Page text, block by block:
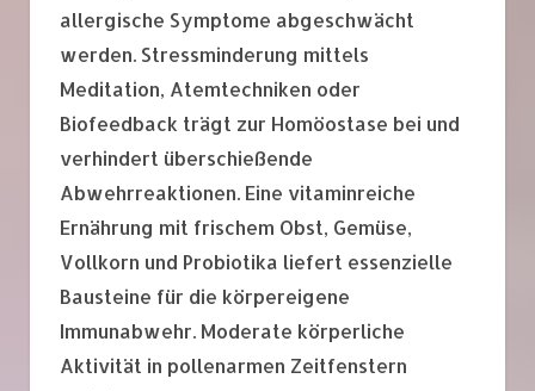
allergische Symptome abgeschwächt
werden. Stressminderung mittels
Meditation, Atemtechniken oder
Biofeedback trägt zur Homöostase bei und
verhindert überschießende
Abwehrreaktionen. Eine vitaminreiche
Ernährung mit frischem Obst, Gemüse,
Vollkorn und Probiotika liefert essenzielle
Bausteine für die körpereigene
Immunabwehr. Moderate körperliche
Aktivität in pollenarmen Zeitfenstern